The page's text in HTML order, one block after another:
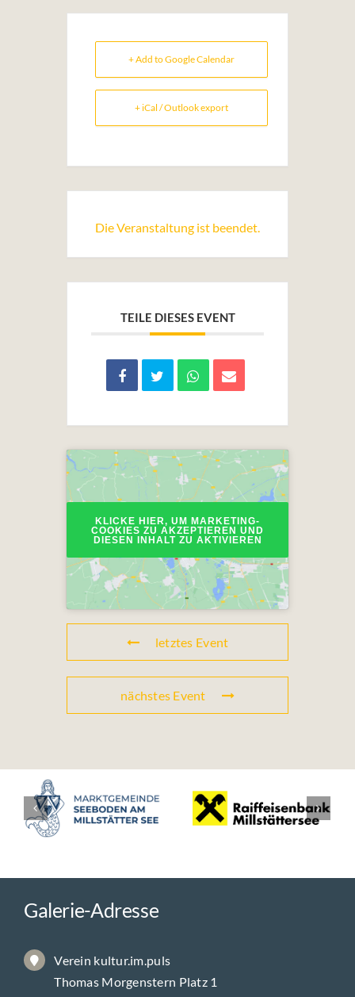
+ Add to Google Calendar
+ iCal / Outlook export
Die Veranstaltung ist beendet.
TEILE DIESES EVENT
KLICKE HIER, UM MARKETING-
COOKIES ZU AKZEPTIEREN UND
DIESEN INHALT ZU AKTIVIEREN
letztes Event
nächstes Event
Galerie-Adresse
Verein kultur.im.puls
Thomas Morgenstern Platz 1